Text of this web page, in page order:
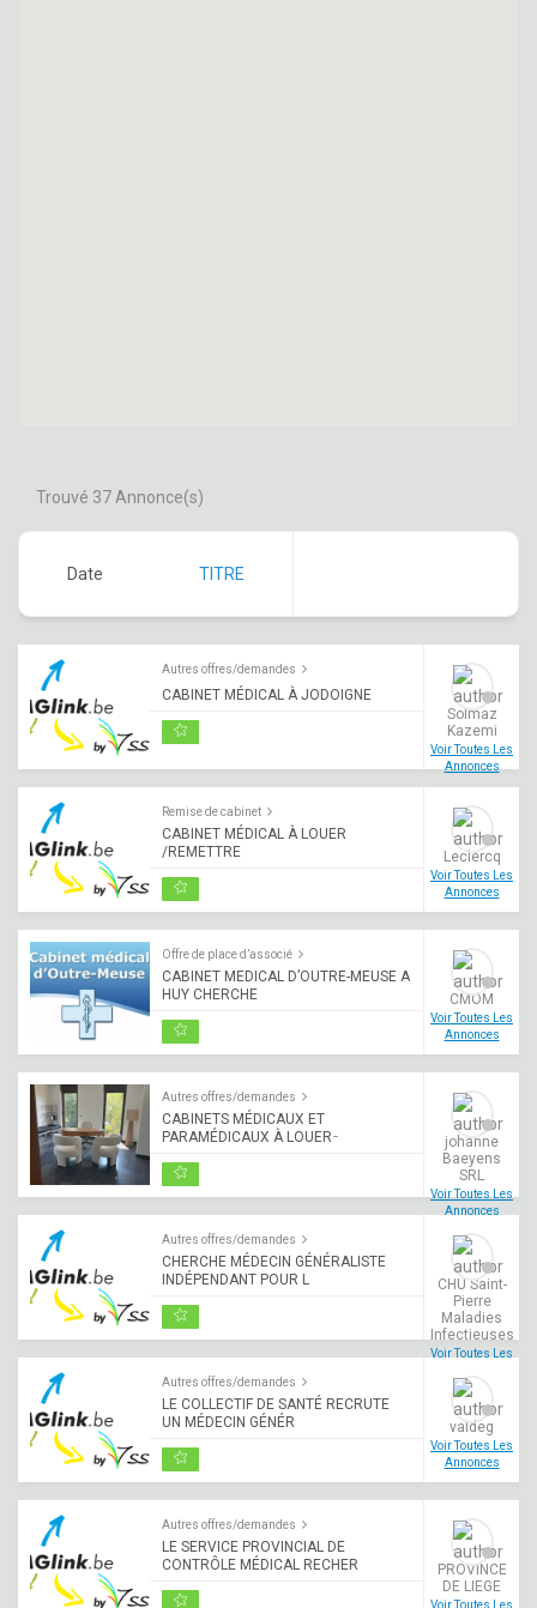
Trouvé 37 Annonce(s)
Date TITRE
Autres offres/demandes
CABINET MÉDICAL À JODOIGNE
Solmaz
Kazemi
Voir Toutes Les
Annonces
Remise de cabinet
CABINET MÉDICAL À LOUER
/REMETTRE
Leclercq
Voir Toutes Les
Annonces
Offre de place d’associé
CABINET MEDICAL D’OUTRE-MEUSE A
HUY CHERCHE
CMOM
Voir Toutes Les
Annonces
Autres offres/demandes
CABINETS MÉDICAUX ET
PARAMÉDICAUX À LOUER ̵
johanne
Baeyens
SRL
Voir Toutes Les
Annonces
Autres offres/demandes
CHERCHE MÉDECIN GÉNÉRALISTE
INDÉPENDANT POUR L
CHU Saint-
Pierre
Maladies
Infectieuses
Voir Toutes Les
Autres offres/demandes
LE COLLECTIF DE SANTÉ RECRUTE
UN MÉDECIN GÉNÉR
valdeg
Voir Toutes Les
Annonces
Autres offres/demandes
LE SERVICE PROVINCIAL DE
CONTRÔLE MÉDICAL RECHER
PROVINCE
DE LIEGE
Voir Toutes Les